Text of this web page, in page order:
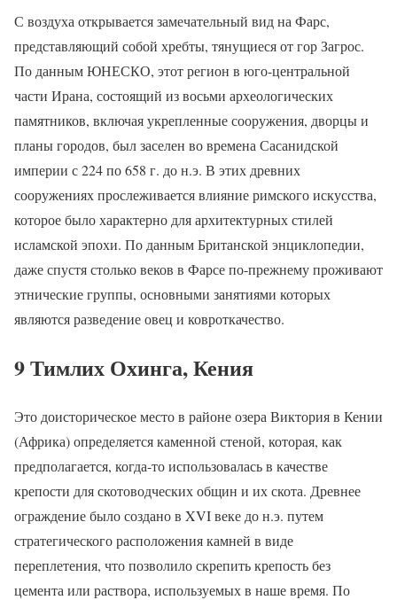
С воздуха открывается замечательный вид на Фарс,
представляющий собой хребты, тянущиеся от гор Загрос.
По данным ЮНЕСКО, этот регион в юго-центральной
части Ирана, состоящий из восьми археологических
памятников, включая укрепленные сооружения, дворцы и
планы городов, был заселен во времена Сасанидской
империи с 224 по 658 г. до н.э. В этих древних
сооружениях прослеживается влияние римского искусства,
которое было характерно для архитектурных стилей
исламской эпохи. По данным Британской энциклопедии,
даже спустя столько веков в Фарсе по-прежнему проживают
этнические группы, основными занятиями которых
являются разведение овец и ковроткачество.
9 Тимлих Охинга, Кения
Это доисторическое место в районе озера Виктория в Кении
(Африка) определяется каменной стеной, которая, как
предполагается, когда-то использовалась в качестве
крепости для скотоводческих общин и их скота. Древнее
ограждение было создано в XVI веке до н.э. путем
стратегического расположения камней в виде
переплетения, что позволило скрепить крепость без
цемента или раствора, используемых в наше время. По